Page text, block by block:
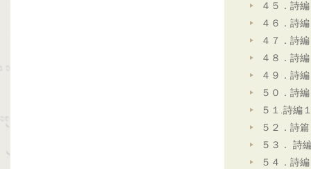
４５．詩
４６．詩
４７．詩
４８．詩
４９．詩
５０．詩
５１.詩編
５２．詩
５３． 詩
５４．詩